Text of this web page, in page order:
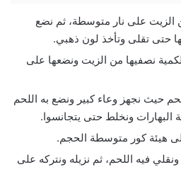
الزيت على نار متوسطة، ثم نضع
حتى تقلى وتأخذ لون ذهبي.
نصفيها من الزيت ونضعها على
حيث نجهز وعاء كبير ونضع به اللحم
البهارات ونخلط حتى يتجانسوا.
هيئة كور متوسطة الحجم.
فيه اللحم، ثم نزيله ونتركه على